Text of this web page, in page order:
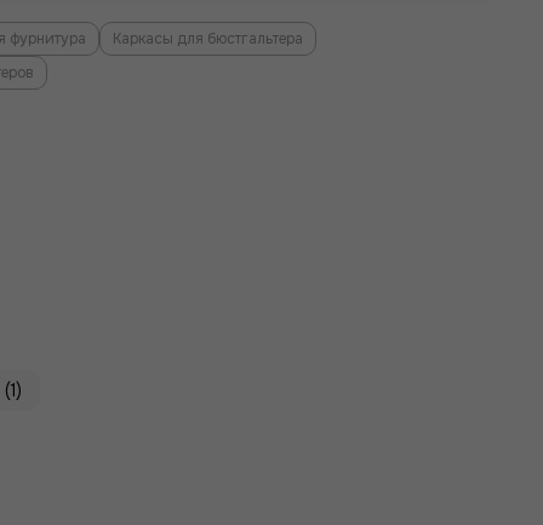
фурнитура
Каркасы для бюстгальтера